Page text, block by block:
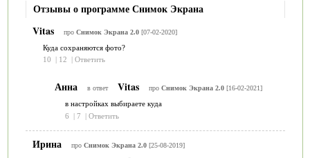
Отзывы о программе Снимок Экрана
Vitas
про Снимок Экрана 2.0[07-02-2020]
Куда сохраняются фото?
10
12 Ответить
Анна в ответ Vitas про Снимок Экрана 2.0[16-02-2021]
в настройках выбираете куда
6
| 7 | Ответить
Ирина про Снимок Экрана 2.0[25-08-2019]